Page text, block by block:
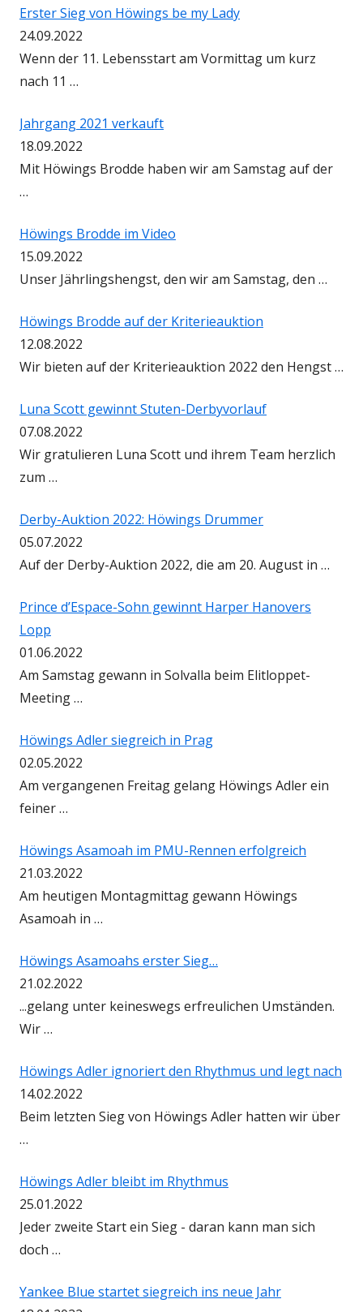
Erster Sieg von Höwings be my Lady
24.09.2022
Wenn der 11. Lebensstart am Vormittag um kurz
nach 11 …
Jahrgang 2021 verkauft
18.09.2022
Mit Höwings Brodde haben wir am Samstag auf der
…
Höwings Brodde im Video
15.09.2022
Unser Jährlingshengst, den wir am Samstag, den …
Höwings Brodde auf der Kriterieauktion
12.08.2022
Wir bieten auf der Kriterieauktion 2022 den Hengst …
Luna Scott gewinnt Stuten-Derbyvorlauf
07.08.2022
Wir gratulieren Luna Scott und ihrem Team herzlich
zum …
Derby-Auktion 2022: Höwings Drummer
05.07.2022
Auf der Derby-Auktion 2022, die am 20. August in …
Prince d’Espace-Sohn gewinnt Harper Hanovers
Lopp
01.06.2022
Am Samstag gewann in Solvalla beim Elitloppet-
Meeting …
Höwings Adler siegreich in Prag
02.05.2022
Am vergangenen Freitag gelang Höwings Adler ein
feiner …
Höwings Asamoah im PMU-Rennen erfolgreich
21.03.2022
Am heutigen Montagmittag gewann Höwings
Asamoah in …
Höwings Asamoahs erster Sieg…
21.02.2022
...gelang unter keineswegs erfreulichen Umständen.
Wir …
Höwings Adler ignoriert den Rhythmus und legt nach
14.02.2022
Beim letzten Sieg von Höwings Adler hatten wir über
…
Höwings Adler bleibt im Rhythmus
25.01.2022
Jeder zweite Start ein Sieg - daran kann man sich
doch …
Yankee Blue startet siegreich ins neue Jahr